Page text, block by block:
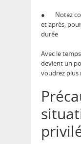
● Notez
et après,
durée
Avec le
devient un
voudrez plus